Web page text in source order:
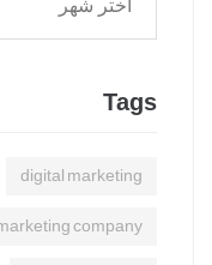
Tags
digital marketing
company